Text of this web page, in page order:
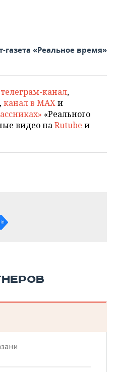
газета «Реальное время»
телеграм-канал,
,канал в MAXи
«Реального
видео наRutube и